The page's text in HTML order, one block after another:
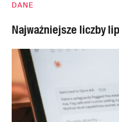
DANE
Najważniejsze liczby